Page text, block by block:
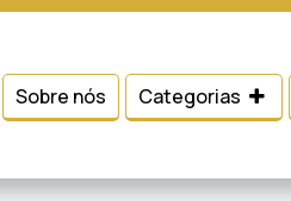
Sobre nós Categorias